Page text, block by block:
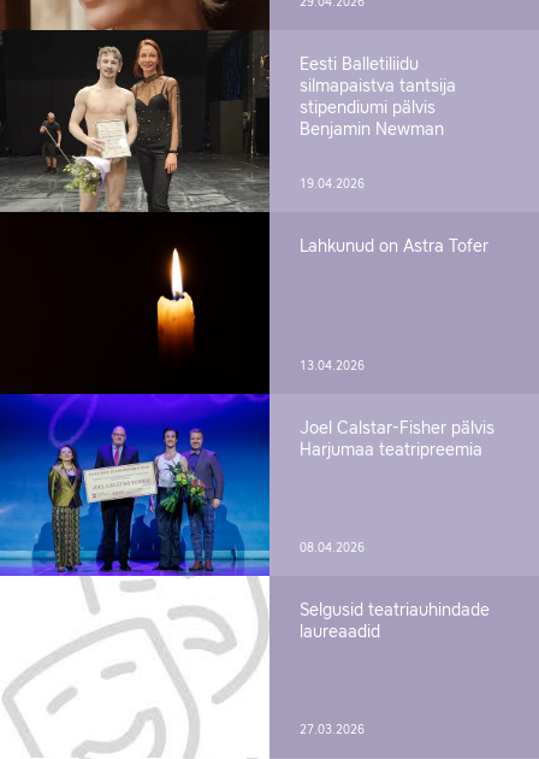
29.04.2026
Eesti Balletiliidu
silmapaistva tantsija
stipendiumi pälvis
Benjamin Newman
19.04.2026
Lahkunud on Astra Tofer
13.04.2026
Joel Calstar-Fisher pälvis
Harjumaa teatripreemia
08.04.2026
Selgusid teatriauhindade
laureaadid
27.03.2026